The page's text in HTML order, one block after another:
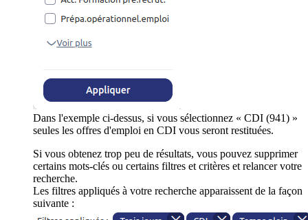
Dans l'exemple ci-dessus, si vous sélectionnez « CDI (941) »
seules les offres d'emploi en CDI vous seront restituées.
Si vous obtenez trop peu de résultats, vous pouvez supprimer
certains mots-clés ou certains filtres et critères et relancer votre
recherche.
Les filtres appliqués à votre recherche apparaissent de la façon
suivante :